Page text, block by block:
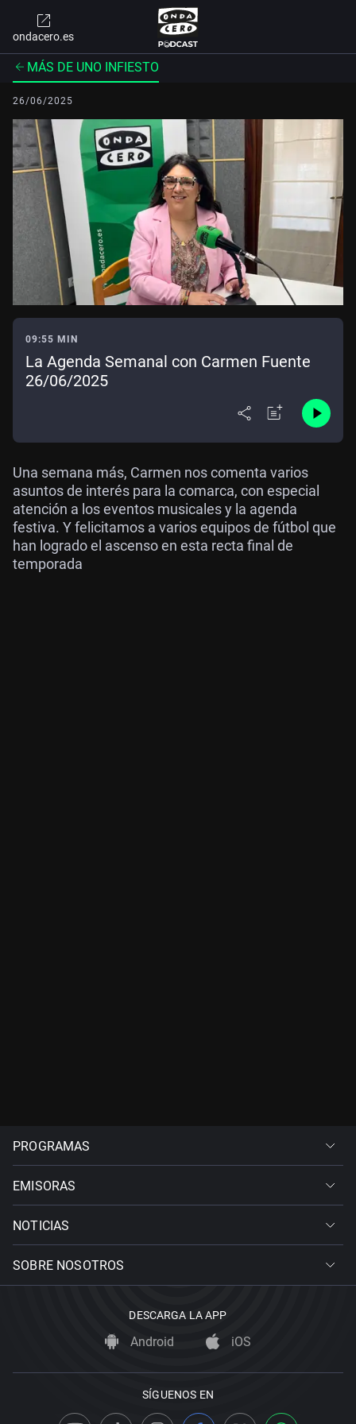
ondacero.es
MÁS DE UNO INFIESTO
26/06/2025
09:55 MIN
La Agenda Semanal con Carmen Fuente
26/06/2025
Una semana más, Carmen nos comenta varios
asuntos de interés para la comarca, con especial
atención a los eventos musicales y la agenda
festiva. Y felicitamos a varios equipos de fútbol que
han logrado el ascenso en esta recta final de
temporada
PROGRAMAS
EMISORAS
NOTICIAS
SOBRE NOSOTROS
DESCARGA LA APP
Android iOS
SÍGUENOS EN